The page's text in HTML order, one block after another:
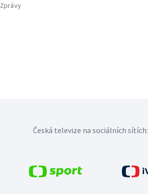
Zprávy
Česká televize na sociálních sítích: